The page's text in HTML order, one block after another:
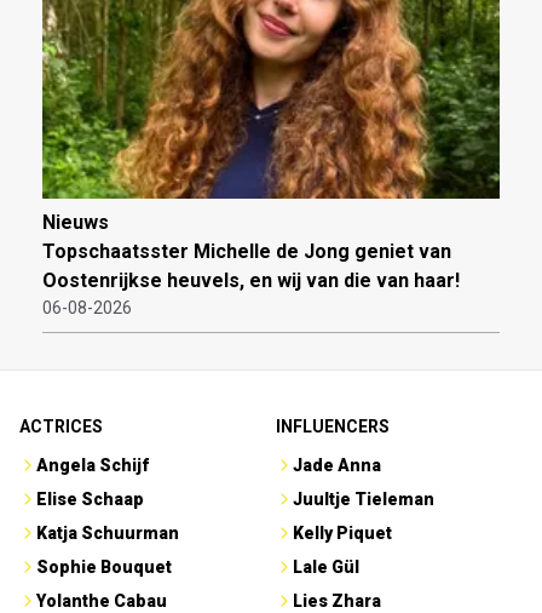
Nieuws
Topschaatsster Michelle de Jong geniet van
Oostenrijkse heuvels, en wij van die van haar!
06-08-2026
ACTRICES
Angela Schijf
Elise Schaap
Katja Schuurman
Sophie Bouquet
Yolanthe Cabau
INFLUENCERS
Jade Anna
Juultje Tieleman
Kelly Piquet
Lale Gül
Lies Zhara